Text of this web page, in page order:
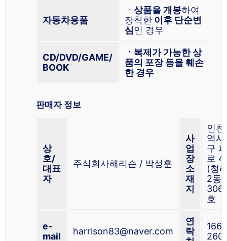
자동차용품
ㆍ 상품을 개봉하여
장착한 이후 단순변
심인 경우
CD/DVD/GAME/
BOOK
ㆍ복제가 가능한 상
품의 포장 등을 훼손
한 경우
판매자 정보
상
호/
대표
자
주식회사해리슨 / 박성훈
사
업
장
소
재
지
인
역
구
로
(청
2동
호
e-
mail
harrison83@naver.com
연
락